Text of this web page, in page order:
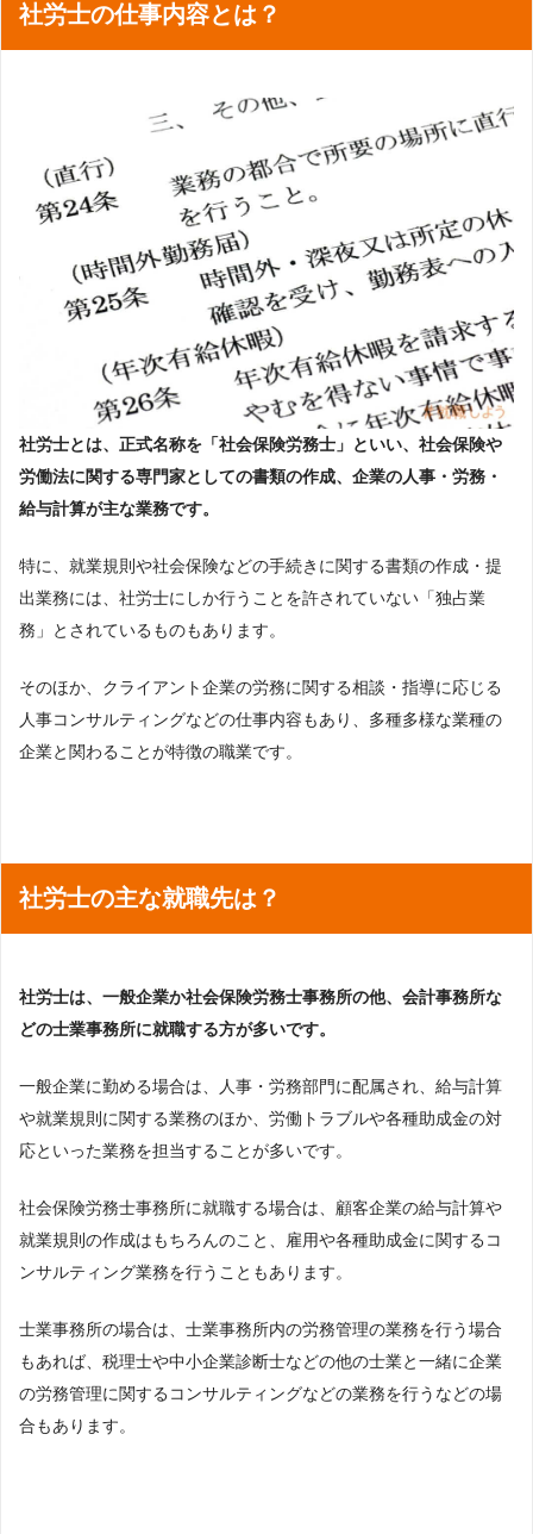
社労士の仕事内容とは？
社労士とは、正式名称を「社会保険労務士」といい、社会保険や
労働法に関する専門家としての書類の作成、企業の人事・労務・
給与計算が主な業務です。
特に、就業規則や社会保険などの手続きに関する書類の作成・提
出業務には、社労士にしか行うことを許されていない「独占業
務」とされているものもあります。
そのほか、クライアント企業の労務に関する相談・指導に応じる
人事コンサルティングなどの仕事内容もあり、多種多様な業種の
企業と関わることが特徴の職業です。
社労士の主な就職先は？
社労士は、一般企業か社会保険労務士事務所の他、会計事務所な
どの士業事務所に就職する方が多いです。
一般企業に勤める場合は、人事・労務部門に配属され、給与計算
や就業規則に関する業務のほか、労働トラブルや各種助成金の対
応といった業務を担当することが多いです。
社会保険労務士事務所に就職する場合は、顧客企業の給与計算や
就業規則の作成はもちろんのこと、雇用や各種助成金に関するコ
ンサルティング業務を行うこともあります。
士業事務所の場合は、士業事務所内の労務管理の業務を行う場合
もあれば、税理士や中小企業診断士などの他の士業と一緒に企業
の労務管理に関するコンサルティングなどの業務を行うなどの場
合もあります。